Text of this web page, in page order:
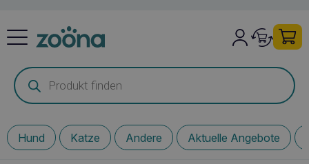
Products
search
Hund Katze Andere Aktuelle Angebote